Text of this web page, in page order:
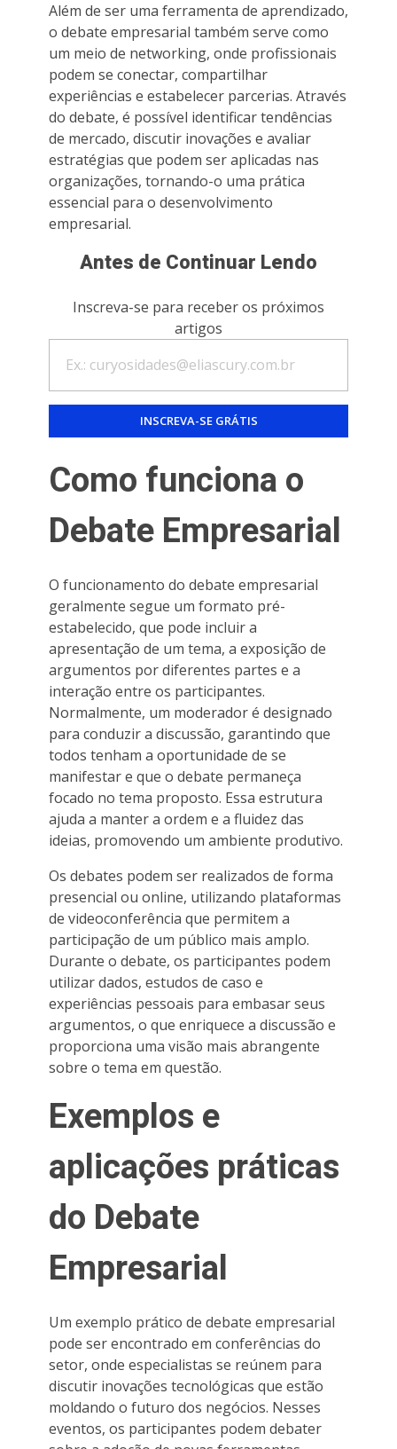
Além de ser uma ferramenta de aprendizado,
o debate empresarial também serve como
um meio de networking, onde profissionais
podem se conectar, compartilhar
experiências e estabelecer parcerias. Através
do debate, é possível identificar tendências
de mercado, discutir inovações e avaliar
estratégias que podem ser aplicadas nas
organizações, tornando-o uma prática
essencial para o desenvolvimento
empresarial.
Antes de Continuar Lendo
Inscreva-se para receber os próximos
artigos
Como funciona o
Debate Empresarial
O funcionamento do debate empresarial
geralmente segue um formato pré-
estabelecido, que pode incluir a
apresentação de um tema, a exposição de
argumentos por diferentes partes e a
interação entre os participantes.
Normalmente, um moderador é designado
para conduzir a discussão, garantindo que
todos tenham a oportunidade de se
manifestar e que o debate permaneça
focado no tema proposto. Essa estrutura
ajuda a manter a ordem e a fluidez das
ideias, promovendo um ambiente produtivo.
Os debates podem ser realizados de forma
presencial ou online, utilizando plataformas
de videoconferência que permitem a
participação de um público mais amplo.
Durante o debate, os participantes podem
utilizar dados, estudos de caso e
experiências pessoais para embasar seus
argumentos, o que enriquece a discussão e
proporciona uma visão mais abrangente
sobre o tema em questão.
Exemplos e
aplicações práticas
do Debate
Empresarial
Um exemplo prático de debate empresarial
pode ser encontrado em conferências do
setor, onde especialistas se reúnem para
discutir inovações tecnológicas que estão
moldando o futuro dos negócios. Nesses
eventos, os participantes podem debater